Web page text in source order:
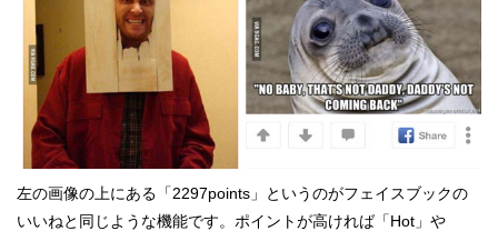
左の画像の上にある「2297points」というのがフェイスブックの
いいねと同じような機能です。ポイントが高ければ「Hot」や